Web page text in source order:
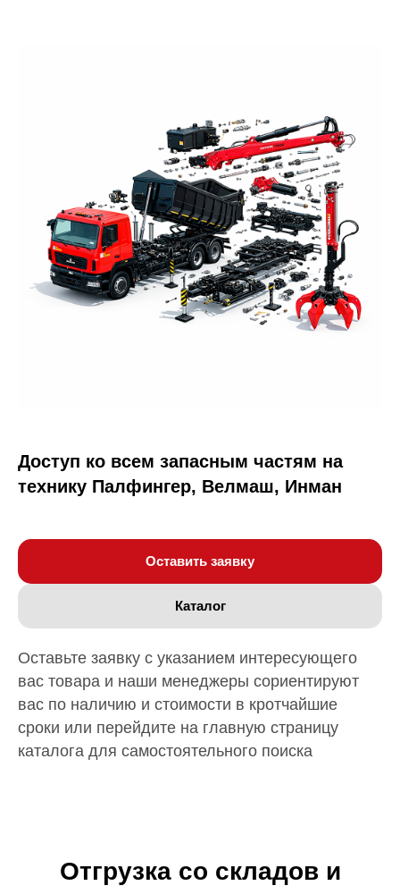
Доступ ко всем запасным частям на
технику Палфингер, Велмаш, Инман
Оставить заявку
Каталог
Оставьте заявку с указанием интересующего
вас товара и наши менеджеры сориентируют
вас по наличию и стоимости в кротчайшие
сроки или перейдите на главную страницу
каталога для самостоятельного поиска
Отгрузка со складов и